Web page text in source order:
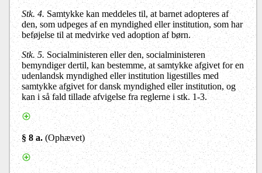
Stk. 4. Samtykke kan meddeles til, at barnet adopteres af
den, som udpeges af en myndighed eller institution, som har
beføjelse til at medvirke ved adoption af børn.
Stk. 5. Socialministeren eller den, socialministeren
bemyndiger dertil, kan bestemme, at samtykke afgivet for en
udenlandsk myndighed eller institution ligestilles med
samtykke afgivet for dansk myndighed eller institution, og
kan i så fald tillade afvigelse fra reglerne i stk. 1-3.
§ 8 a.(Ophævet)